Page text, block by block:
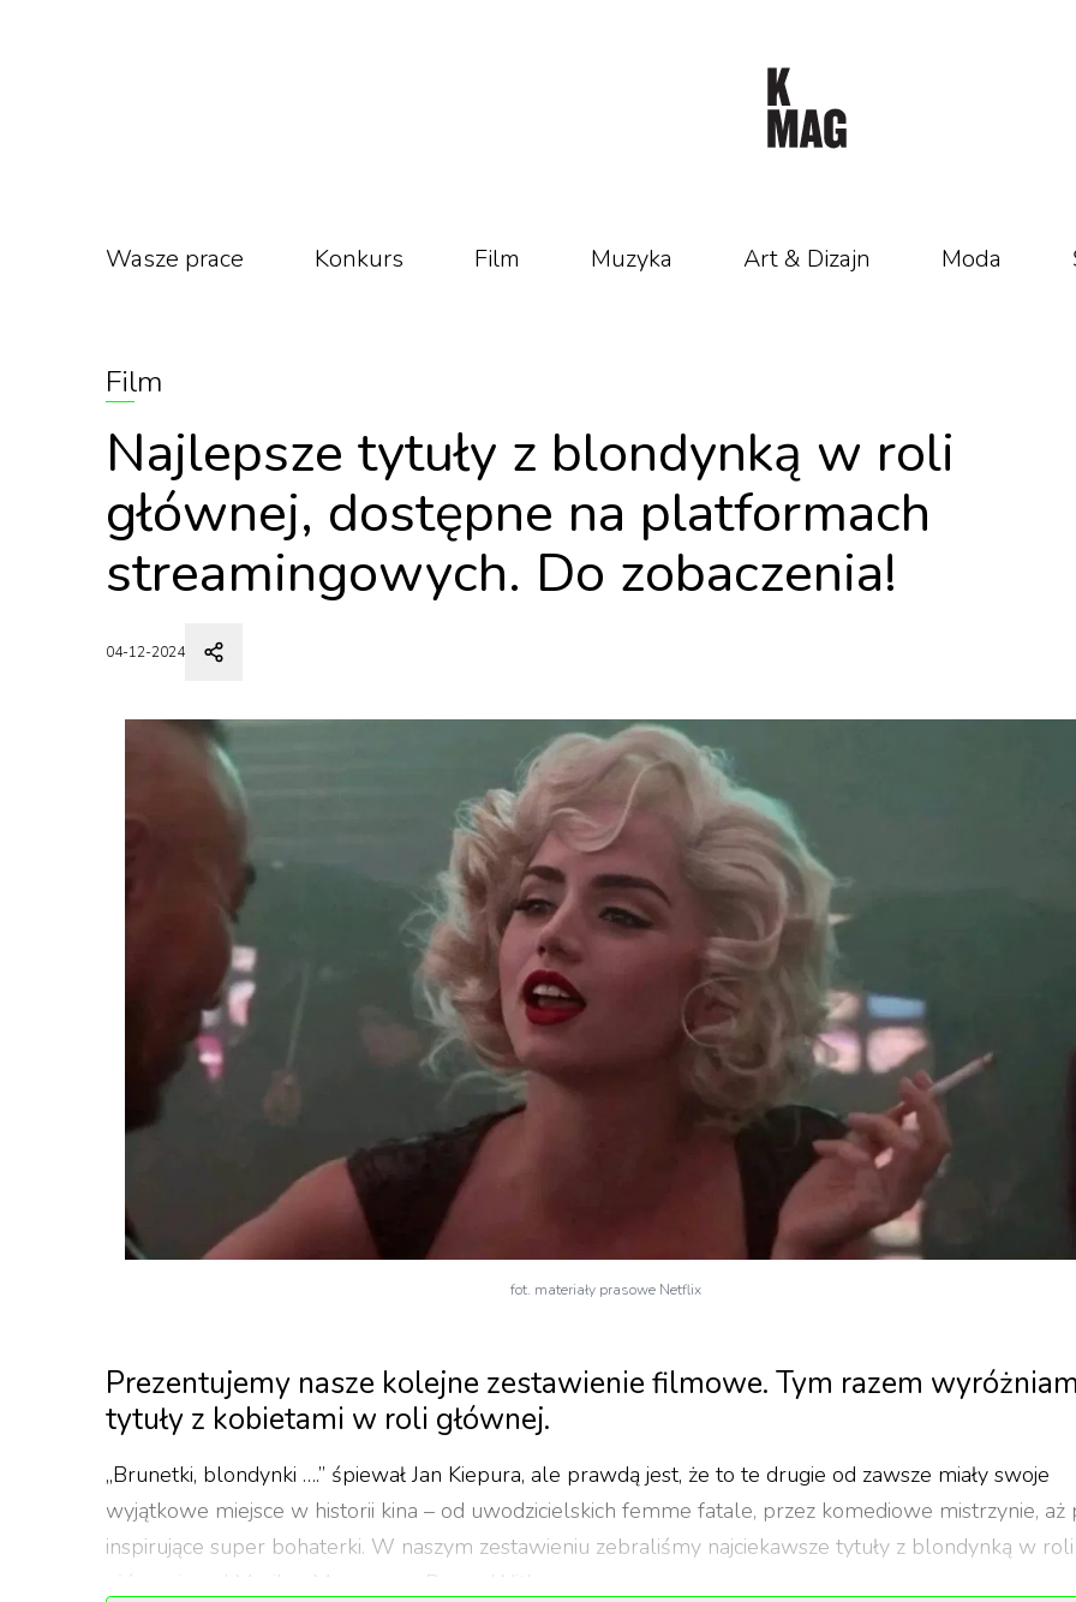
Wasze prace Konkurs Film Muzyka Art & Dizajn Moda
Film
Najlepsze tytuły z blondynką w roli
głównej, dostępne na platformach
streamingowych. Do zobaczenia!
04-12-2024
fot. materiały prasowe Netflix
Prezentujemy nasze kolejne zestawienie filmowe. Tym razem
tytuły z kobietami w roli głównej.
„Brunetki, blondynki ….” śpiewał Jan Kiepura, ale prawdą jest, że to te drugie od zawsze miały swoje
wyjątkowe miejsce w historii kina – od uwodzicielskich femme fatale, przez komediowe mistrzynie, aż
inspirujące super bohaterki. W naszym zestawieniu zebraliśmy najciekawsze tytuły z blondynką w roli
głównej – od Marilyn Monroe po Reese Witherspoon.